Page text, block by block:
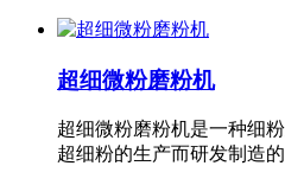
超细微粉磨粉机
超细微粉磨粉机是一种细
超细粉的生产而研发制造